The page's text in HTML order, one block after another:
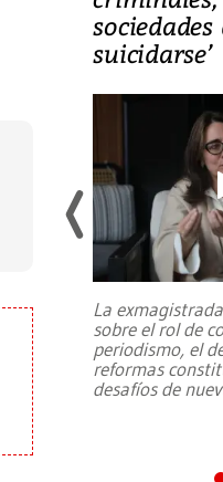
sociedades
suicidarse’
La
sobre el rol de
periodismo, el
reformas
desafíos de